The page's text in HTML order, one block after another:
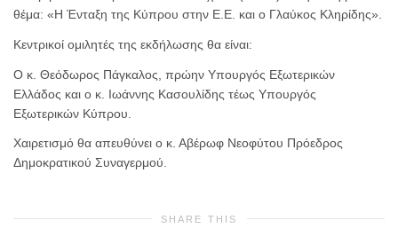
θέμα: «Η Ένταξη της Κύπρου στην Ε.Ε. και ο Γλαύκος Κληρίδης».
Κεντρικοί ομιλητές της εκδήλωσης θα είναι:
O κ. Θεόδωρος Πάγκαλος, πρώην Υπουργός Εξωτερικών
Ελλάδος και ο κ. Ιωάννης Κασουλίδης τέως Υπουργός
Εξωτερικών Κύπρου.
Χαιρετισμό θα απευθύνει ο κ. Αβέρωφ Νεοφύτου Πρόεδρος
Δημοκρατικού Συναγερμού.
SHARE THIS